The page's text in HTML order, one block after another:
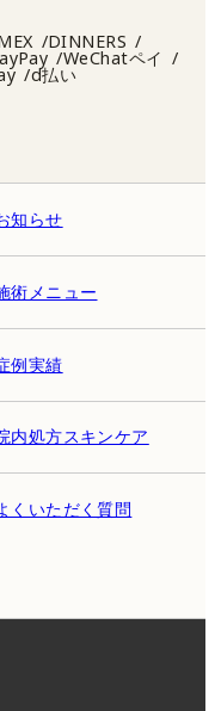
知らせ
術メニュー
例実績
内処方スキンケア
くいただく質問
DINNERS
WeChatペイ
d払い